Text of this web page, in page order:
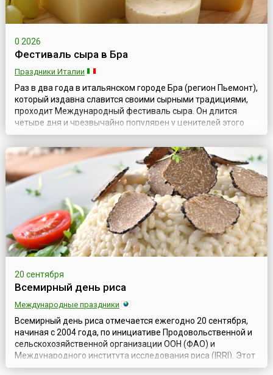
0 2026
Фестиваль сыра в Бра
Праздники Италии
Раз в два года в итальянском городе Бра (регион Пьемонт),
который издавна славится своими сырными традициями,
проходит Международный фестиваль сыра. Он длится
четыре дня и чрезвычайно популярен у ценителей этого
продукта по всему миру. Это настоящий праздник и очень
важное событие, как для знатоков и любителей сыров, так и
для ремесленников, занятых в молочно-сырном
производстве. Надо сказать,...
20 сентября
Всемирный день риса
Международные праздники
Всемирный день риса отмечается ежегодно 20 сентября,
начиная с 2004 года, по инициативе Продовольственной и
сельскохозяйственной организации ООН (ФАО) и
Международного института исследования риса (IRRI). Этот
праздник действительно носит всемирный характер,